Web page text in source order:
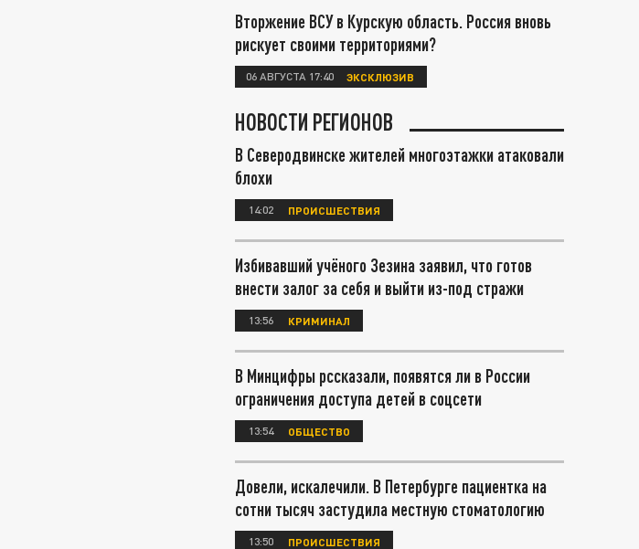
Вторжение ВСУ в Курскую область. Россия вновь
рискует своими территориями?
06 АВГУСТА 17:40 ЭКСКЛЮЗИВ
НОВОСТИ РЕГИОНОВ
В Северодвинске жителей многоэтажки атаковали
блохи
14:02 ПРОИСШЕСТВИЯ
Избивавший учёного Зезина заявил, что готов
внести залог за себя и выйти из-под стражи
13:56 КРИМИНАЛ
В Минцифры рссказали, появятся ли в России
ограничения доступа детей в соцсети
13:54 ОБЩЕСТВО
Довели, искалечили. В Петербурге пациентка на
сотни тысяч застудила местную стоматологию
13:50 ПРОИСШЕСТВИЯ